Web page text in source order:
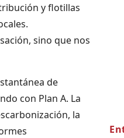
y flotillas
sino que nos
de
con Plan A. La
la